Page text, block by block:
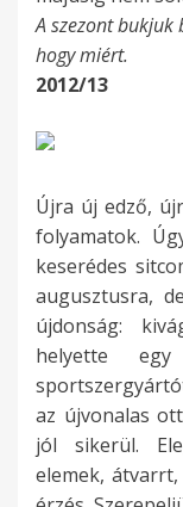
A szezont bukjuk
hogy miért.
2012/13
Újra új edző,
folyamatok.
keserédes
augusztusra,
újdonság:
helyette
az újvonalas
jól sikerül.
elemek,